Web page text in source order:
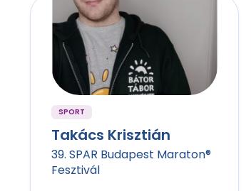
SPORT
Takács Krisztián
39. SPAR Budapest Maraton®
Fesztivál